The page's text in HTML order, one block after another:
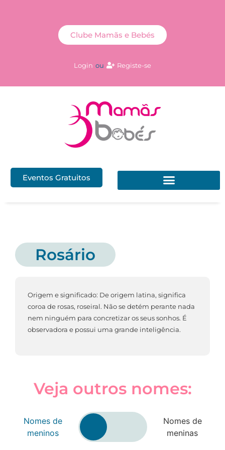
Login ou Registe-se
Clube Mamãs e Bebés
Eventos Gratuitos
Rosário
Origem e significado: De origem latina, significa
coroa de rosas, roseiral. Não se detém perante nada
nem ninguém para concretizar os seus sonhos. É
observadora e possui uma grande inteligência.
Veja outros nomes:
Nomes de
meninos
Nomes de
meninas